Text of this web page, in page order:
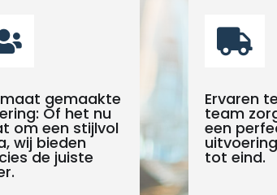
gemaakte
Of het nu
om een stijlvol
wij bieden
de juiste

Ervaren
team
een
tot eind.